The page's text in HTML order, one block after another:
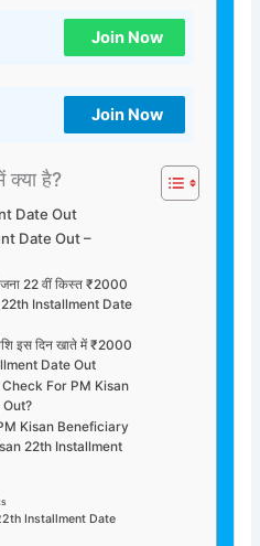
Join Now
Join Now
क्या है?
Date Out
Date Out –
22 वीं किस्त ₹2000
22th Installment Date
इस दिन खाते में ₹2000
Date Out
For PM Kisan
Kisan Beneficiary
22th Installment
Installment Date